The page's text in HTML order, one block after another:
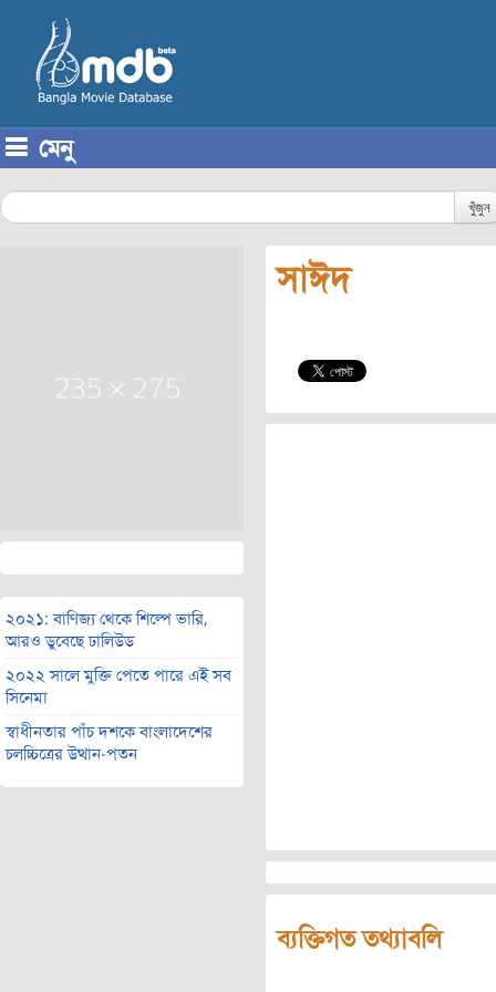
মেনু
খুঁজুন
২০২১: বাণিজ্য থেকে শিল্পে ভারি,
আরও ডুবেছে ঢালিউড
২০২২ সালে মুক্তি পেতে পারে এই সব
সিনেমা
স্বাধীনতার পাঁচ দশকে বাংলাদেশের
চলচ্চিত্রের উত্থান-পতন
সাঈদ
ব্যক্তিগত তথ্যাবলি